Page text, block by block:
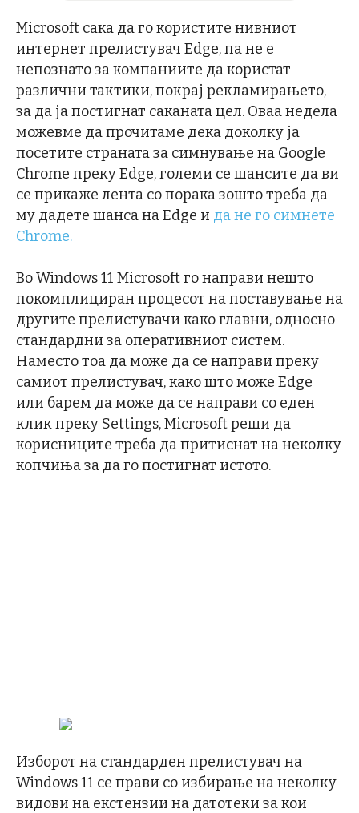
Microsoft сака да го користите нивниот
интернет прелистувач Edge, па не е
непознато за компаниите да користат
различни тактики, покрај рекламирањето,
за да ја постигнат саканата цел. Оваа недела
можевме да прочитаме дека доколку ја
посетите страната за симнување на Google
Chrome преку Edge, големи се шансите да ви
се прикаже лента со порака зошто треба да
му дадете шанса на Edge и да не го симнете
Chrome.
Во Windows 11 Microsoft го направи нешто
покомплициран процесот на поставување на
другите прелистувачи како главни, односно
стандардни за оперативниот систем.
Наместо тоа да може да се направи преку
самиот прелистувач, како што може Edge
или барем да може да се направи со еден
клик преку Settings, Microsoft реши да
корисниците треба да притиснат на неколку
копчиња за да го постигнат истото.
Изборот на стандарден прелистувач на
Windows 11 се прави со избирање на неколку
видови на екстензии на датотеки за кои